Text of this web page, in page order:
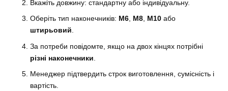
Вкажіть довжину: стандартну або індивідуальну.
Оберіть тип наконечників: M6, M8, M10або
штирьовий
За потреби повідомте, якщо на двох кінцях потрібні
різні наконечники
Менеджер підтвердить строк виготовлення, сумісність і
вартість.